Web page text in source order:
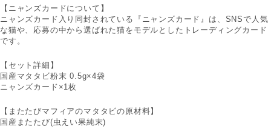
【ニャンズカードについて】
ニャンズカード入り同封されている『ニャンズカード』は、SNSで人気
な猫や、応募の中から選ばれた猫をモデルとしたトレーディングカード
です。
【セット詳細】
国産マタタビ粉末 0.5g×4袋
ニャンズカード×1枚
【またたびマフィアのマタタビの原材料】
国産またたび(虫えい果純末)